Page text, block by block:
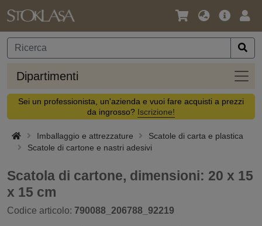
Lingua
Valuta
Offerta
Dipartimenti
Sei un professionista, un'azienda e vuoi fare acquisti a prezzi
da ingrosso? Iscrizione!
Imballaggio e attrezzature
Scatole di carta e plastica
Scatole di cartone e nastri adesivi
Scatola di cartone, dimensioni: 20 x 15
x 15 cm
Codice articolo: 790088_206788_92219